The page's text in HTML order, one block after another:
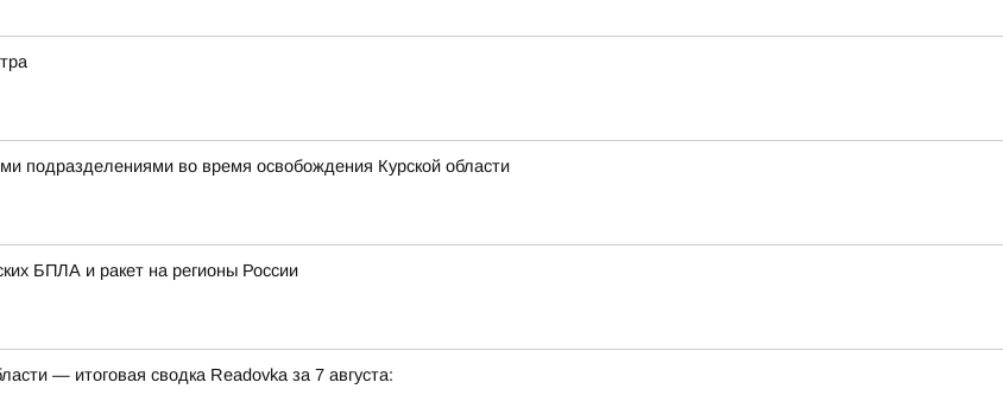
подразделениями во время освобождения Курской области
БПЛА и ракет на регионы России
— итоговая сводка Readovka за 7 августа: